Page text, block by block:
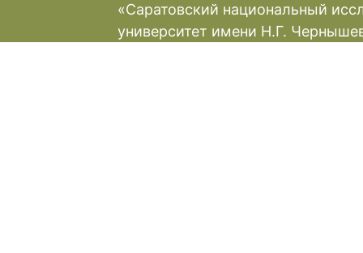
«Саратовский национальный
университет имени Н.Г.